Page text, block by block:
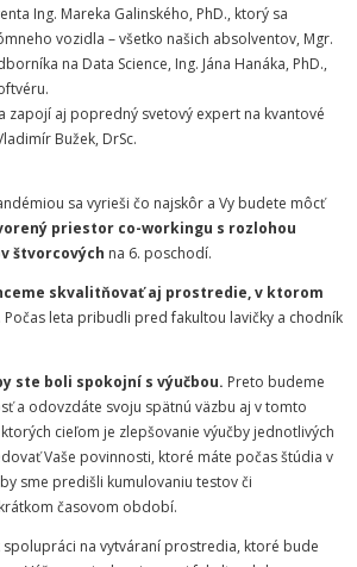
Ing. Mareka Galinského, PhD., ktorý sa
vozidla – všetko našich absolventov, Mgr.
na Data Science, Ing. Jána Hanáka, PhD.,
zapojí aj popredný svetový expert na kvantové
Bužek, DrSc.
sa vyrieši čo najskôr a Vy budete môcť
priestor co-workingu s rozlohou
štvorcových na 6. poschodí.
skvalitňovať aj prostredie, v ktorom
. Počas leta pribudli pred fakultou lavičky a chodník
ste boli spokojní s výučbou. Preto budeme
a odovzdáte svoju spätnú väzbu aj v tomto
cieľom je zlepšovanie výučby jednotlivých
Vaše povinnosti, ktoré máte počas štúdia v
sme predišli kumulovaniu testov či
časovom období.
spolupráci na vytváraní prostredia, ktoré bude